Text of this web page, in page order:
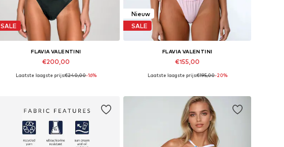
SALE
FLAVIA VALENTINI
€200,00
Beschikbare maten: XS, S, M, L
Laatste laagste prijs:€240,00-16%
Nieuw
SALE
FLAVIA VALENTINI
€155,00
Beschikbare maten: XS, S, M, L
Laatste laagste prijs:€195,00-20%